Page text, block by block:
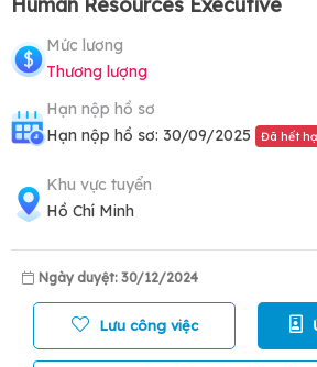
Human Resources Executive
Mức lương
Thương lượng
Hạn nộp hồ sơ
Hạn nộp hồ sơ: 30/09/2025
Đã hết
Khu vực tuyển
Hồ Chí Minh
Ngày duyệt: 30/12/2024
Lưu công việc